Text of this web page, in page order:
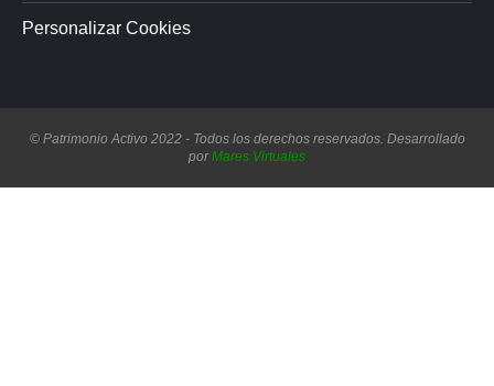
Personalizar Cookies
© Patrimonio Activo 2022 - Todos los derechos reservados. Desarrollado
porMares Virtuales